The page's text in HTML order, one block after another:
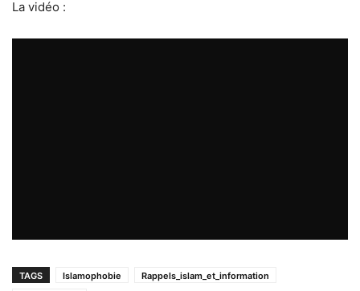
La vidéo :
TAGS Islamophobie
Rappels_islam_et_information